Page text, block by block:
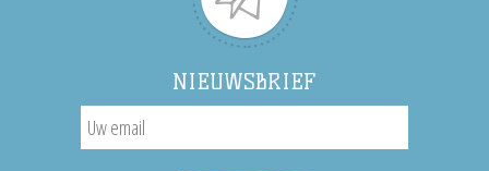
NIEUWSBRIEF